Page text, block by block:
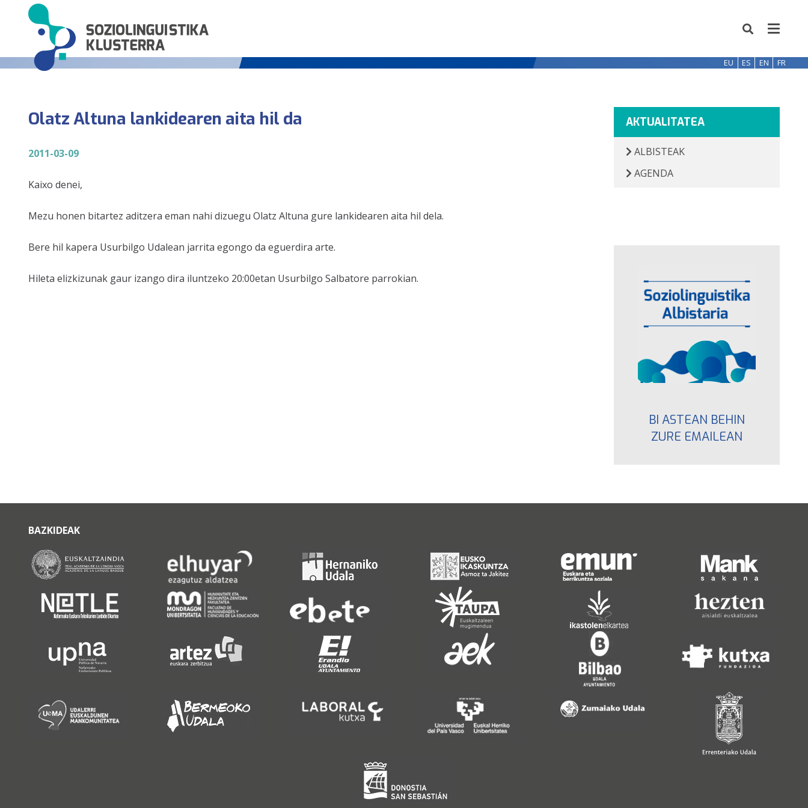
EU ES EN FR
Olatz Altuna lankidearen aita hil da
2011-03-09
Kaixo denei,
Mezu honen bitartez aditzera eman nahi dizuegu Olatz Altuna gure lankidearen aita hil dela.
Bere hil kapera Usurbilgo Udalean jarrita egongo da eguerdira arte.
Hileta elizkizunak gaur izango dira iluntzeko 20:00etan Usurbilgo Salbatore parrokian.
AKTUALITATEA
ALBISTEAK
AGENDA
BI ASTEAN BEHIN
ZURE EMAILEAN
BAZKIDEAK